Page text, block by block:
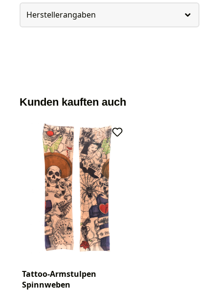
Herstellerangaben
Kunden kauften auch
Tattoo-Armstulpen
Spinnweben